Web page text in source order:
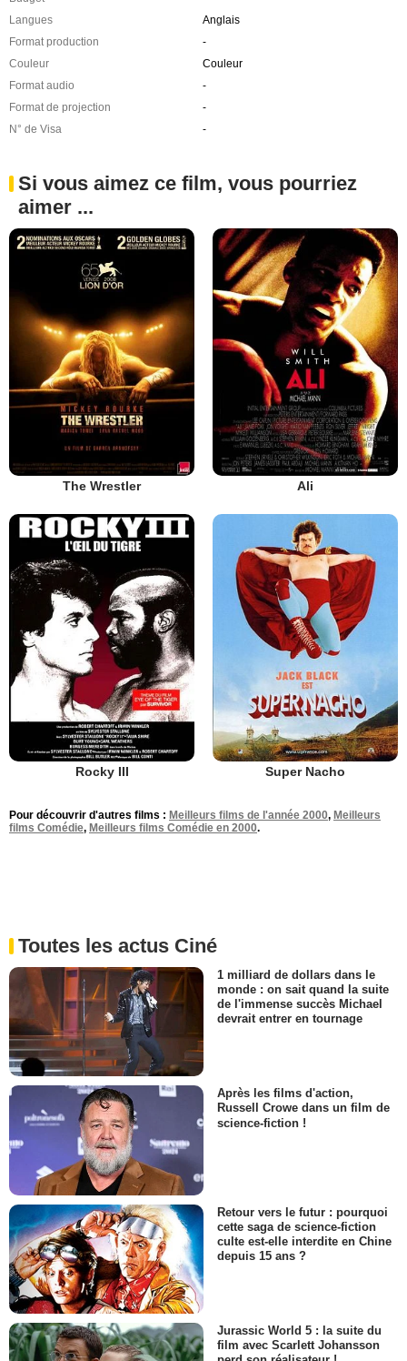
Langues
Anglais
Format production
-
Couleur
Couleur
Format audio
-
Format de projection
-
N° de Visa
-
Si vous aimez ce film, vous pourriez
aimer ...
The Wrestler Ali
Rocky III Super Nacho
Pour découvrir d'autres films : Meilleurs films de l'année 2000, Meilleurs
films Comédie, Meilleurs films Comédie en 2000.
Toutes les actus Ciné
1 milliard de dollars dans le
monde : on sait quand la suite
de l'immense succès Michael
devrait entrer en tournage
Après les films d'action,
Russell Crowe dans un film de
science-fiction !
Retour vers le futur : pourquoi
cette saga de science-fiction
culte est-elle interdite en Chine
depuis 15 ans ?
Jurassic World 5 : la suite du
film avec Scarlett Johansson